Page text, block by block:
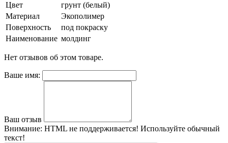
Цвет
грунт (белый)
Материал
Экополимер
Поверхность
под покраску
Наименование молдинг
Нет отзывов об этом товаре.
Ваше имя:
Ваш отзыв
Внимание: HTML не поддерживается! Используйте обычный
текст!